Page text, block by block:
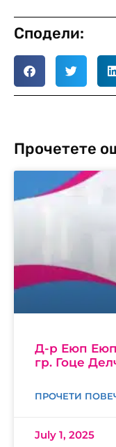
Сподели:
Прочетете
Д-р Еюп
гр. Гоце
ПРОЧЕТИ
July 1, 2025